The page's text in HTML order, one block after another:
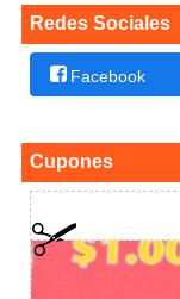
Redes Sociales
Facebook
Cupones